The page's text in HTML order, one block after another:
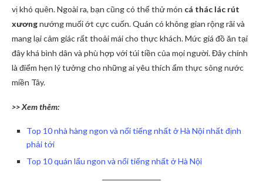
vị khó quên. Ngoài ra, bạn cũng có thể thử món cá thác lác rút
xươngnướng muối ớt cực cuốn. Quán có không gian rộng rãi và
mang lại cảm giác rất thoải mái cho thực khách. Mức giá đồ ăn tại
đây khá bình dân và phù hợp với túi tiền của mọi người. Đây chính
là điểm hẹn lý tưởng cho những ai yêu thích ẩm thực sông nước
miền Tây.
>> Xem thêm:
Top 10 nhà hàng ngon và nổi tiếng nhất ở Hà Nội nhất định
phải tới
Top 10 quán lẩu ngon và nổi tiếng nhất ở Hà Nội